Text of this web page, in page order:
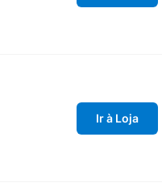
Ir à Loja